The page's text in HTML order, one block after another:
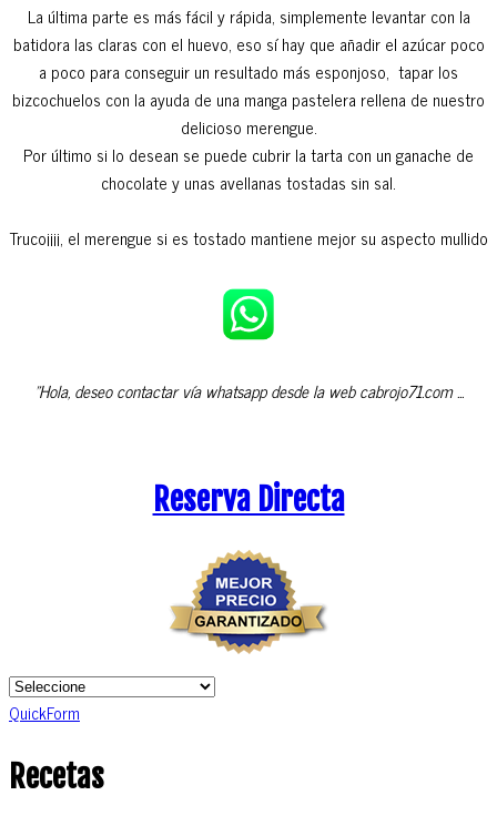
La última parte es más fácil y rápida, simplemente levantar con la
batidora las claras con el huevo, eso sí hay que añadir el azúcar poco
a poco para conseguir un resultado más esponjoso, tapar los
bizcochuelos con la ayuda de una manga pastelera rellena de nuestro
delicioso merengue.
Por último si lo desean se puede cubrir la tarta con un ganache de
chocolate y unas avellanas tostadas sin sal.
Truco¡¡¡¡, el merengue si es tostado mantiene mejor su aspecto mullido
"Hola, deseo contactar vía whatsapp desde la web cabrojo71.com ...
Reserva Directa
QuickForm
Recetas